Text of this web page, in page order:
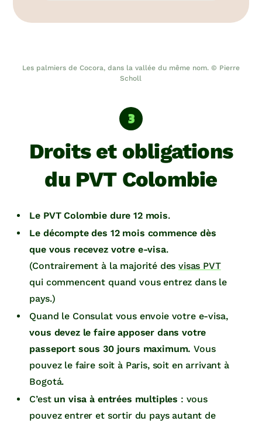
Les palmiers de Cocora, dans la vallée du même nom. © Pierre
Scholl
Droits et obligations
du PVT Colombie
Le PVT Colombie dure 12 mois.
Le décompte des 12 mois commence dès
que vous recevez votre e-visa.
(Contrairement à la majorité desvisas PVT
qui commencent quand vous entrez dans le
pays.)
Quand le Consulat vous envoie votre e-visa,
vous devez le faire apposer dans votre
passeport sous 30 jours maximum.Vous
pouvez le faire soit à Paris, soit en arrivant à
Bogotá.
C’est un visa à entrées multiples : vous
pouvez entrer et sortir du pays autant de